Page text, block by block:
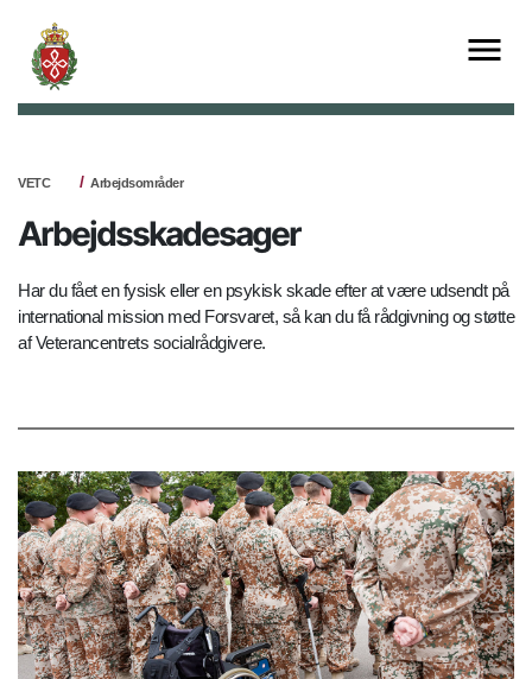
VETC Arbejdsområder
Arbejdsskadesager
Har du fået en fysisk eller en psykisk skade efter at være udsendt på
international mission med Forsvaret, så kan du få rådgivning og støtte
af Veterancentrets socialrådgivere.